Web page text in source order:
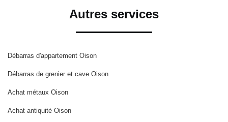
Autres services
Débarras d'appartement Oison
Débarras de grenier et cave Oison
Achat métaux Oison
Achat antiquité Oison